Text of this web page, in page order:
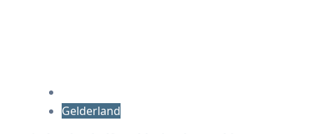
Gelderland